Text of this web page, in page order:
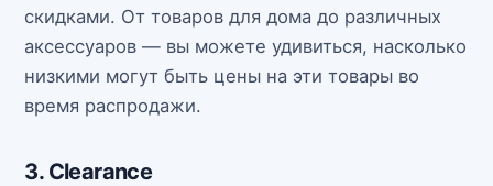
скидками. От товаров для дома до различных
аксессуаров — вы можете удивиться, насколько
низкими могут быть цены на эти товары во
время распродажи.
3. Clearance